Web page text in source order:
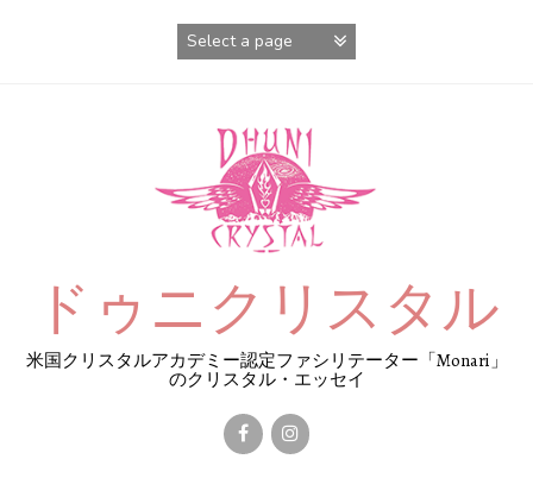
ドゥニクリスタル
米国クリスタルアカデミー認定ファシリテーター「Monari」
のクリスタル・エッセイ